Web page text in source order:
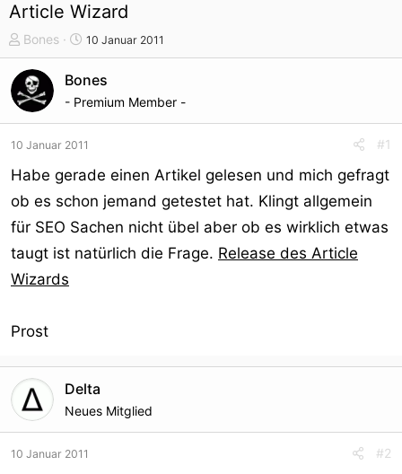
Article Wizard
T
h
e
m
e
s
t
r
t
Bones
S
t
a
a
t
m
10 Januar 2011
Bones
- Premium Member -
10 Januar 2011 #1
Habe gerade einen Artikel gelesen und mich gefragt
ob es schon jemand getestet hat. Klingt allgemein
für SEO Sachen nicht übel aber ob es wirklich etwas
taugt ist natürlich die Frage. Release des Article
Wizards
Prost
Delta
Neues Mitglied
10 Januar 2011 #2